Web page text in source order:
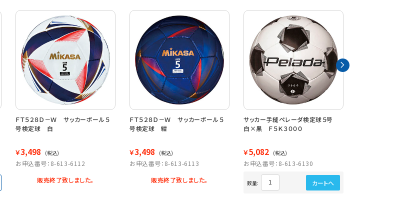
ＦＴ５２８Ｄ－Ｗ サッカーボール５
号検定球 白
￥3,498 (税込)
お申込番号：8-613-6112
販売終了致しました。
ＦＴ５２８Ｄ－Ｗ サッカーボール５
号検定球 紺
￥3,498 (税込)
お申込番号：8-613-6113
販売終了致しました。
サッカー手縫ペレーダ検定球５号
白×黒 Ｆ５Ｋ３０００
￥5,082 (税込)
お申込番号：8-613-6130
数量: カートへ